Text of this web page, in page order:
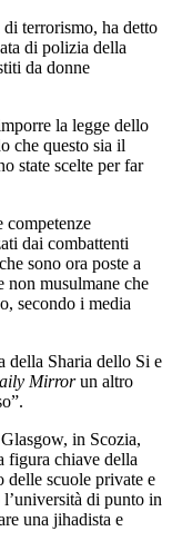
terrorismo, ha detto
di polizia della
da donne
la legge dello
che questo sia il
state scelte per far
competenze
dai combattenti
sono ora poste a
non musulmane che
secondo i media
della Sharia dello Si e
Mirrorun altro
in Scozia,
figura chiave della
delle scuole private e
di punto in
una jihadista e